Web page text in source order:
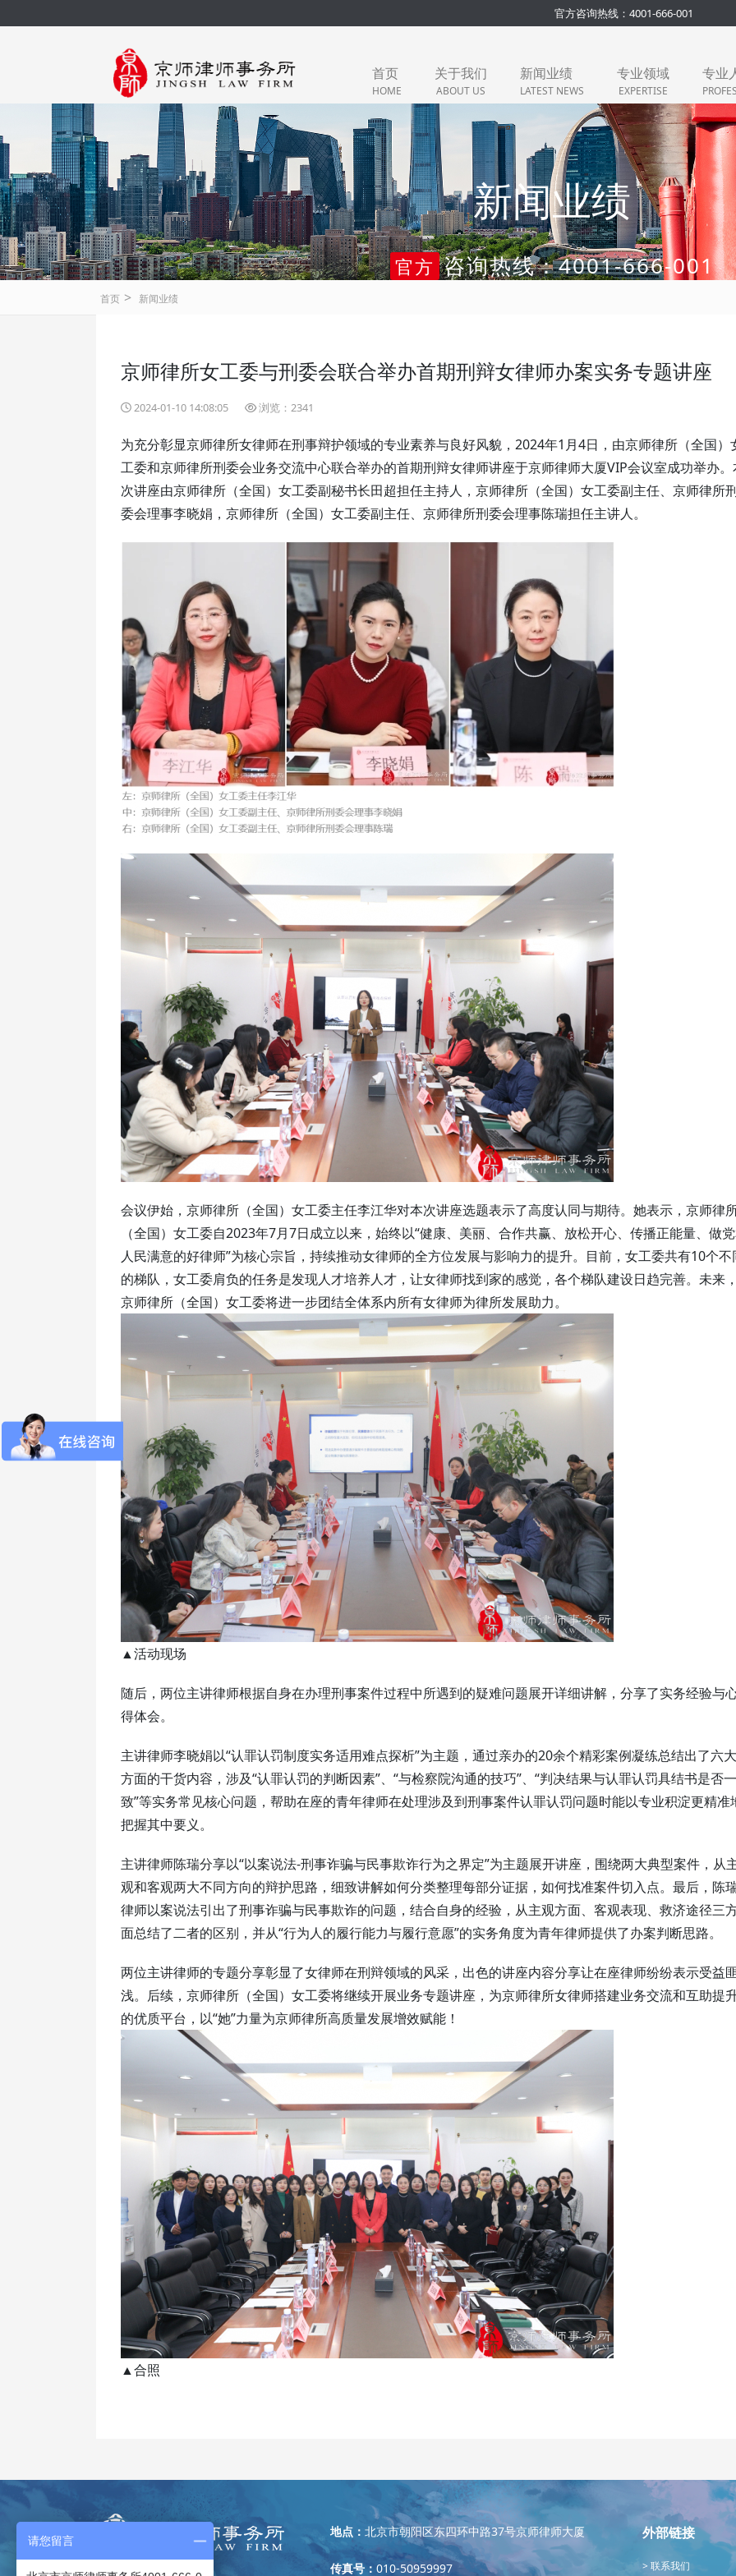
官方咨询热线：4001-666-001
首页
HOME
关于我们
ABOUT US
新闻业绩
LATEST NEWS
专业领域
EXPERTISE
专业
新闻业绩
官方 咨询热线：4001-666-001
首页 > 新闻业绩
京师律所女工委与刑委会联合举办首期刑辩女律师办案实务专题讲座
2024-01-10 14:08:05 浏览：2341
为充分彰显京师律所女律师在刑事辩护领域的专业素养与良好风貌，2024年1月4日，由京师律所（全国）
工委和京师律所刑委会业务交流中心联合举办的首期刑辩女律师讲座于京师律师大厦VIP会议室成功举办。
次讲座由京师律所（全国）女工委副秘书长田超担任主持人，京师律所（全国）女工委副主任、京师律所
委会理事李晓娟，京师律所（全国）女工委副主任、京师律所刑委会理事陈瑞担任主讲人。
会议伊始，京师律所（全国）女工委主任李江华对本次讲座选题表示了高度认同与期待。她表示，京师律
（全国）女工委自2023年7月7日成立以来，始终以“健康、美丽、合作共赢、放松开心、传播正能量、做
人民满意的好律师”为核心宗旨，持续推动女律师的全方位发展与影响力的提升。目前，女工委共有10个不
的梯队，女工委肩负的任务是发现人才培养人才，让女律师找到家的感觉，各个梯队建设日趋完善。未来，
京师律所（全国）女工委将进一步团结全体系内所有女律师为律所发展助力。
▲活动现场
随后，两位主讲律师根据自身在办理刑事案件过程中所遇到的疑难问题展开详细讲解，分享了实务经验与
得体会。
主讲律师李晓娟以“认罪认罚制度实务适用难点探析”为主题，通过亲办的20余个精彩案例凝练总结出了六大
方面的干货内容，涉及“认罪认罚的判断因素”、“与检察院沟通的技巧”、“判决结果与认罪认罚具结书是否一
致”等实务常见核心问题，帮助在座的青年律师在处理涉及到刑事案件认罪认罚问题时能以专业积淀更精准
把握其中要义。
主讲律师陈瑞分享以“以案说法-刑事诈骗与民事欺诈行为之界定”为主题展开讲座，围绕两大典型案件，从
观和客观两大不同方向的辩护思路，细致讲解如何分类整理每部分证据，如何找准案件切入点。最后，陈
律师以案说法引出了刑事诈骗与民事欺诈的问题，结合自身的经验，从主观方面、客观表现、救济途径三
面总结了二者的区别，并从“行为人的履行能力与履行意愿”的实务角度为青年律师提供了办案判断思路。
两位主讲律师的专题分享彰显了女律师在刑辩领域的风采，出色的讲座内容分享让在座律师纷纷表示受益
浅。后续，京师律所（全国）女工委将继续开展业务专题讲座，为京师律所女律师搭建业务交流和互助提
的优质平台，以“她”力量为京师律所高质量发展增效赋能！
▲合照
地点： 北京市朝阳区东四环中路37号京师律师大厦
传真号： 010-50959997
外部链接
联系我们
请您留言